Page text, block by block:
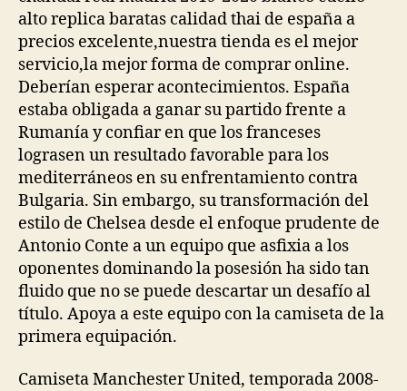
alto replica baratas calidad thai de españa a
precios excelente,nuestra tienda es el mejor
servicio,la mejor forma de comprar online.
Deberían esperar acontecimientos. España
estaba obligada a ganar su partido frente a
Rumanía y confiar en que los franceses
lograsen un resultado favorable para los
mediterráneos en su enfrentamiento contra
Bulgaria. Sin embargo, su transformación del
estilo de Chelsea desde el enfoque prudente de
Antonio Conte a un equipo que asfixia a los
oponentes dominando la posesión ha sido tan
fluido que no se puede descartar un desafío al
título. Apoya a este equipo con la camiseta de la
primera equipación.
Camiseta Manchester United, temporada 2008-